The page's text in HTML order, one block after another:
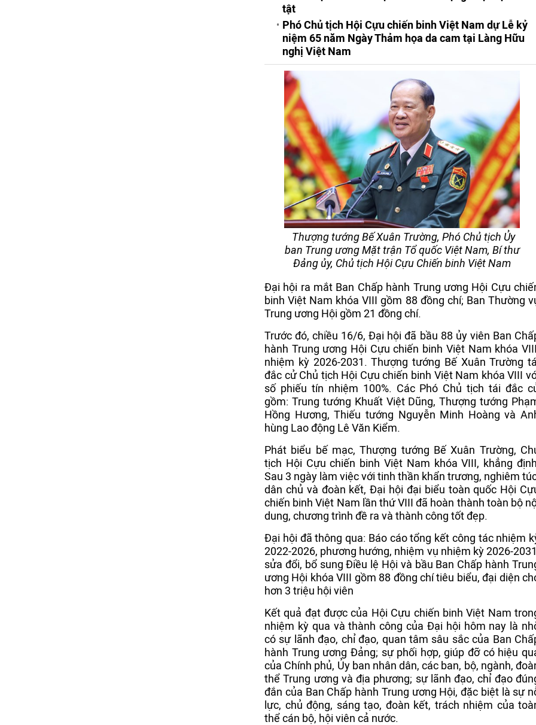
tật
Phó Chủ tịch Hội Cựu chiến binh Việt Nam dự Lễ kỷ
niệm 65 năm Ngày Thảm họa da cam tại Làng Hữu
nghị Việt Nam
Thượng tướng Bế Xuân Trường, Phó Chủ tịch Ủy
ban Trung ương Mặt trận Tổ quốc Việt Nam, Bí thư
Đảng ủy, Chủ tịch Hội Cựu Chiến binh Việt Nam
Đại hội ra mắt Ban Chấp hành Trung ương Hội Cựu
binh Việt Nam khóa VIII gồm 88 đồng chí; Ban Thường
Trung ương Hội gồm 21 đồng chí.
Trước đó, chiều 16/6, Đại hội đã bầu 88 ủy viên Ban
hành Trung ương Hội Cựu chiến binh Việt Nam khóa
nhiệm kỳ 2026-2031. Thượng tướng Bế Xuân Trường
đắc cử Chủ tịch Hội Cựu chiến binh Việt Nam khóa VIII
số phiếu tín nhiệm 100%. Các Phó Chủ tịch tái đắc
gồm: Trung tướng Khuất Việt Dũng, Thượng tướng
Hồng Hương, Thiếu tướng Nguyễn Minh Hoàng và
hùng Lao động Lê Văn Kiểm.
Phát biểu bế mạc, Thượng tướng Bế Xuân Trường,
tịch Hội Cựu chiến binh Việt Nam khóa VIII, khẳng
Sau 3 ngày làm việc với tinh thần khẩn trương, nghiêm
dân chủ và đoàn kết, Đại hội đại biểu toàn quốc Hội
chiến binh Việt Nam lần thứ VIII đã hoàn thành toàn bộ
dung, chương trình đề ra và thành công tốt đẹp.
Đại hội đã thông qua: Báo cáo tổng kết công tác nhiệm
2022-2026, phương hướng, nhiệm vụ nhiệm kỳ 2026-
sửa đổi, bổ sung Điều lệ Hội và bầu Ban Chấp hành
ương Hội khóa VIII gồm 88 đồng chí tiêu biểu, đại diện
hơn 3 triệu hội viên
Kết quả đạt được của Hội Cựu chiến binh Việt Nam
nhiệm kỳ qua và thành công của Đại hội hôm nay là
có sự lãnh đạo, chỉ đạo, quan tâm sâu sắc của Ban
hành Trung ương Đảng; sự phối hợp, giúp đỡ có hiệu
của Chính phủ, Ủy ban nhân dân, các ban, bộ, ngành,
thể Trung ương và địa phương; sự lãnh đạo, chỉ đạo
đắn của Ban Chấp hành Trung ương Hội, đặc biệt là sự
lực, chủ động, sáng tạo, đoàn kết, trách nhiệm của
thể cán bộ, hội viên cả nước.